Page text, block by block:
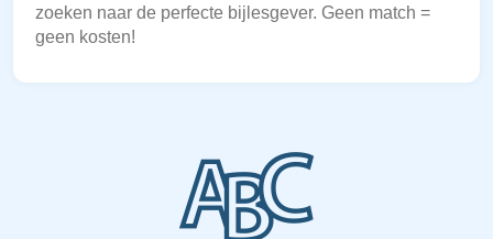
zoeken naar de perfecte bijlesgever. Geen match =
geen kosten!